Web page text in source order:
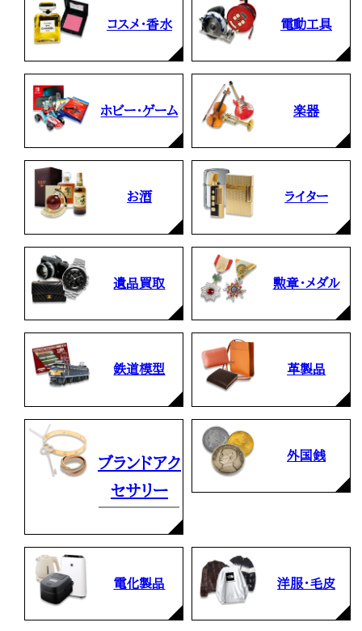
コスメ・香水 電動工具
ホビー・ゲーム 楽器
お酒 ライター
遺品買取 勲章・メダル
鉄道模型 革製品
ブランドアク
セサリー
外国銭
電化製品 洋服・毛皮